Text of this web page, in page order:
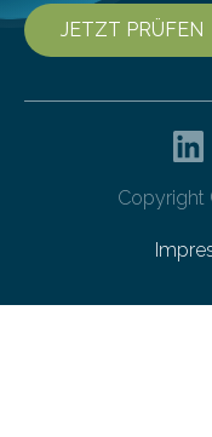
JETZT PRÜFEN
Copyright